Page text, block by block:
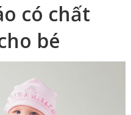
có chất
bé